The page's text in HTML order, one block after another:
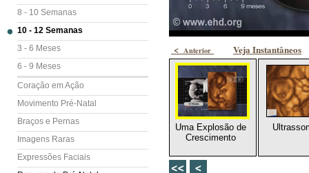
8 - 10 Semanas
10 - 12 Semanas
3 - 6 Meses
6 - 9 Meses
Coração em Ação
Movimento Pré-Natal
Braços e Pernas
Imagens Raras
Expressões Faciais
< Anterior Veja Instantâneos
Uma Explosão de
Crescimento